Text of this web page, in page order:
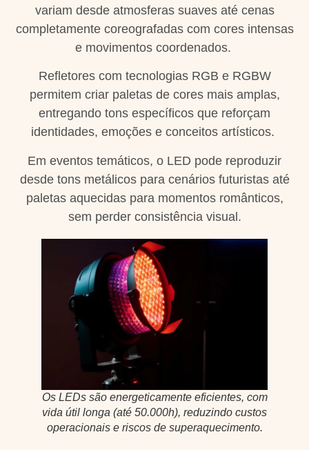
variam desde atmosferas suaves até cenas
completamente coreografadas com cores intensas
e movimentos coordenados.
Refletores com tecnologias RGB e RGBW
permitem criar paletas de cores mais amplas,
entregando tons específicos que reforçam
identidades, emoções e conceitos artísticos.
Em eventos temáticos, o LED pode reproduzir
desde tons metálicos para cenários futuristas até
paletas aquecidas para momentos românticos,
sem perder consistência visual.
Os LEDs são energeticamente eficientes, com
vida útil longa (até 50.000h), reduzindo custos
operacionais e riscos de superaquecimento.